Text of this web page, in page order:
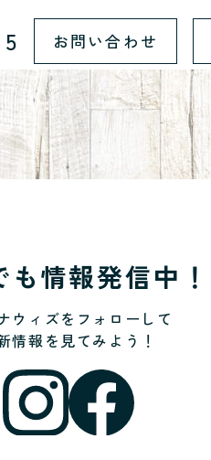
お問い合わせ
も情報発信中！
ウィズをフォローして
情報を見てみよう！